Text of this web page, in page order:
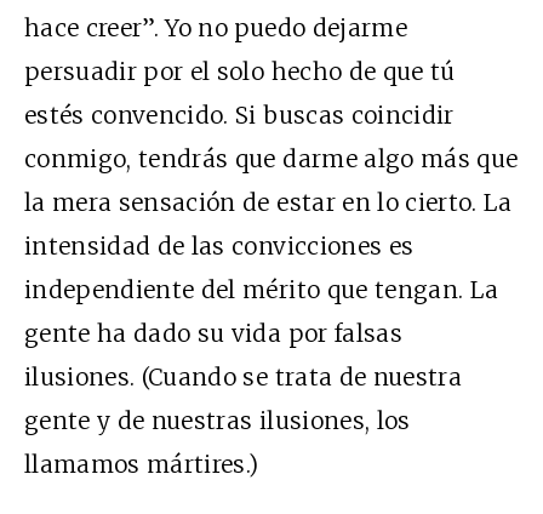
hace creer”. Yo no puedo dejarme
persuadir por el solo hecho de que tú
estés convencido. Si buscas coincidir
conmigo, tendrás que darme algo más que
la mera sensación de estar en lo cierto. La
intensidad de las convicciones es
independiente del mérito que tengan. La
gente ha dado su vida por falsas
ilusiones. (Cuando se trata de nuestra
gente y de nuestras ilusiones, los
llamamos mártires.)